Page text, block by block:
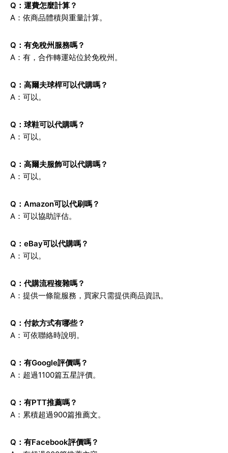
Q：運費怎麼計算？
A：依商品體積與重量計算。
Q：有免稅州服務嗎？
A：有，合作轉運站位於免稅州。
Q：高爾夫球桿可以代購嗎？
A：可以。
Q：球鞋可以代購嗎？
A：可以。
Q：高爾夫服飾可以代購嗎？
A：可以。
Q：Amazon可以代刷嗎？
A：可以協助評估。
Q：eBay可以代購嗎？
A：可以。
Q：代購流程複雜嗎？
A：提供一條龍服務，買家只需提供商品資訊。
Q：付款方式有哪些？
A：可依聯絡時說明。
Q：有Google評價嗎？
A：超過1100篇五星評價。
Q：有PTT推薦嗎？
A：累積超過900篇推薦文。
Q：有Facebook評價嗎？